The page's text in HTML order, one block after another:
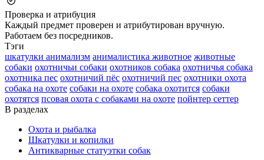
Проверка и атрибуция
Каждый предмет проверен и атрибутирован вручную.
Работаем без посредников.
Тэги
шкатулки анимализм анималистика животное животные
собаки охотничьи собаки охотников собака охотничья собака
охотника пес охотничий пёс охотничий пес охотники охота
собака на охоте собаки на охоте собака охотится собаки
охотятся псовая охота с собаками на охоте пойнтер сеттер
В разделах
Охота и рыбалка
Шкатулки и копилки
Антикварные статуэтки собак